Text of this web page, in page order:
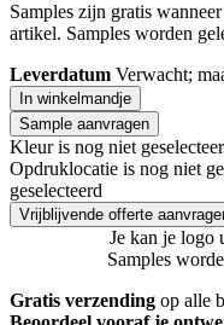
Samples zijn gratis
artikel. Samples worden
Leverdatum Verwacht;
In winkelmandje
Sample aanvragen
Kleur is nog niet
Opdruklocatie is nog niet
geselecteerd
Vrijblijvende offerte
Je kan je logo
Samples
Gratis verzending op alle